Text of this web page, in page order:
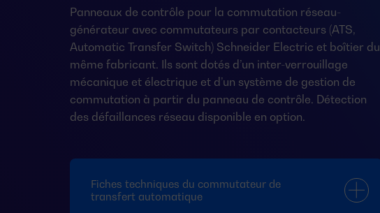
Panneaux de contrôle pour la commutation réseau-
générateur avec commutateurs par contacteurs (ATS,
Automatic Transfer Switch) Schneider Electric et boîtier du
même fabricant. Ils sont dotés d’un inter-verrouillage
mécanique et électrique et d’un système de gestion de
commutation à partir du panneau de contrôle. Détection
des défaillances réseau disponible en option.
Fiches techniques du commutateur de
transfert automatique